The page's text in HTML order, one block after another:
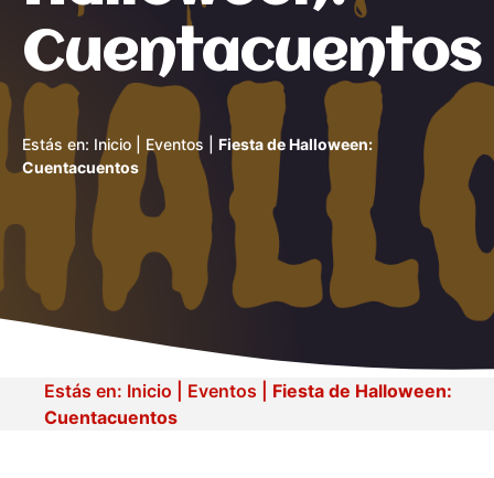
Cuentacuentos
Estás en: Inicio Eventos
Fiesta de Halloween:
Cuentacuentos
Estás en: Inicio Eventos
Fiesta de Halloween:
Cuentacuentos